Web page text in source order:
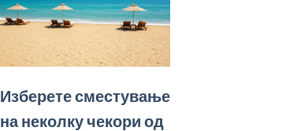
Изберете сместување
на неколку чекори од